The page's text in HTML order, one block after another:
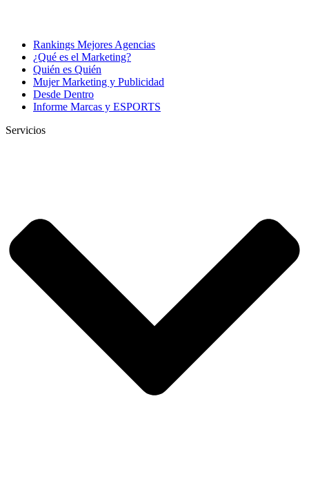
Rankings Mejores Agencias
¿Qué es el Marketing?
Quién es Quién
Mujer Marketing y Publicidad
Desde Dentro
Informe Marcas y ESPORTS
Servicios